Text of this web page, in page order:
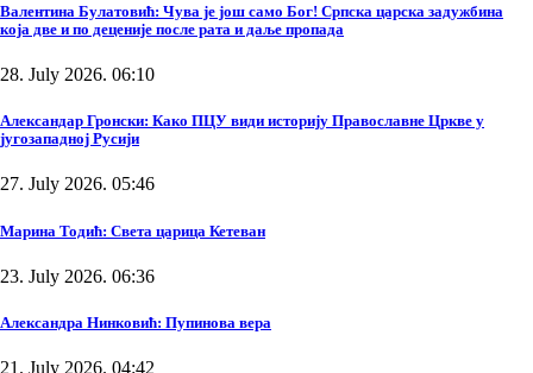
Валентина Булатовић: Чува је још само Бог! Српска царска задужбина
која две и по деценије после рата и даље пропада
28. July 2026. 06:10
Александар Гронски: Како ПЦУ види историју Православне Цркве у
југозападној Русији
27. July 2026. 05:46
Марина Тодић: Света царица Кетеван
23. July 2026. 06:36
Александра Нинковић: Пупинова вера
21. July 2026. 04:42